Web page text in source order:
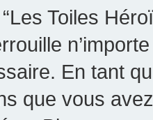
Toiles
En tant
que vous